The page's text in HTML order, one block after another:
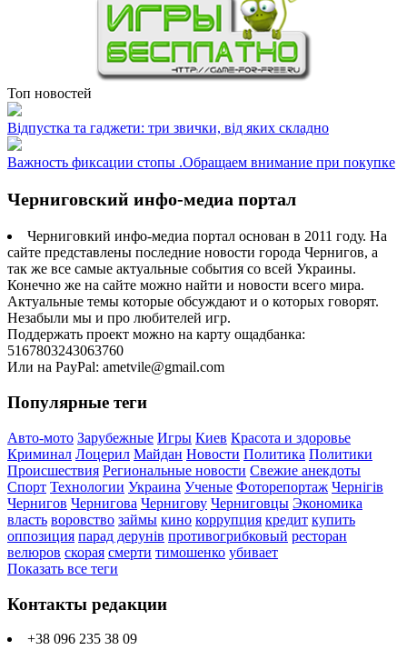
Топ новостей
Відпустка та гаджети: три звички, від яких складно
Важность фиксации стопы .Обращаем внимание при покупке
Черниговский инфо-медиа портал
Черниговкий инфо-медиа портал основан в 2011 году. На
сайте представлены последние новости города Чернигов, а
так же все самые актуальные события со всей Украины.
Конечно же на сайте можно найти и новости всего мира.
Актуальные темы которые обсуждают и о которых говорят.
Незабыли мы и про любителей игр.
Поддержать проект можно на карту ощадбанка:
5167803243063760
Или на PayPal: ametvile@gmail.com
Популярные теги
Авто-мото Зарубежные Игры Киев Красота и здоровье
Криминал Лоцерил Майдан Новости Политика Политики
Происшествия Региональные новости Свежие анекдоты
Спорт Технологии Украина Ученые Фоторепортаж Чернігів
Чернигов Чернигова Чернигову Черниговцы Экономика
власть воровство займы кино коррупция кредит купить
оппозиция парад дерунів противогрибковый ресторан
велюров скорая смерти тимошенко убивает
Показать все теги
Контакты редакции
+38 096 235 38 09